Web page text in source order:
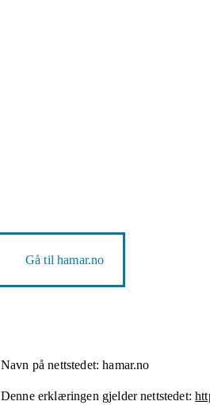
Gå tilhamar.no
Navn på nettstedet: hamar.no
Denne erklæringen gjelder nettstedet: